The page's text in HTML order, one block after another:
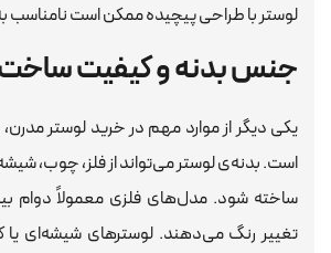
لوستر با طراحی پیچیده ممکن است نامناسب
جنس بدنه و کیفیت
یکی دیگر از موارد مهم در خرید لوستر
است. بدنه‌ی لوستر می‌تواند از فلز، چوب، شیشه
ساخته شود. مدل‌های فلزی معمولاً دوام
تغییر رنگ می‌دهند. لوسترهای شیشه‌ای یا